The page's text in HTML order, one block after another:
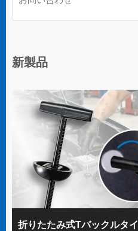
新製品
折りたたみ式Tバックルタイ